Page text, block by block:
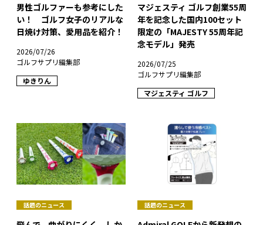
男性ゴルファーも参考にした
い！ ゴルフ女子のリアルな
日焼け対策、愛用品を紹介！
2026/07/26
ゴルフサプリ編集部
ゆきりん
マジェスティ ゴルフ創業55周
年を記念した国内100セット
限定の「MAJESTY 55周年記
念モデル」発売
2026/07/25
ゴルフサプリ編集部
マジェスティ ゴルフ
話題のニュース 話題のニュース